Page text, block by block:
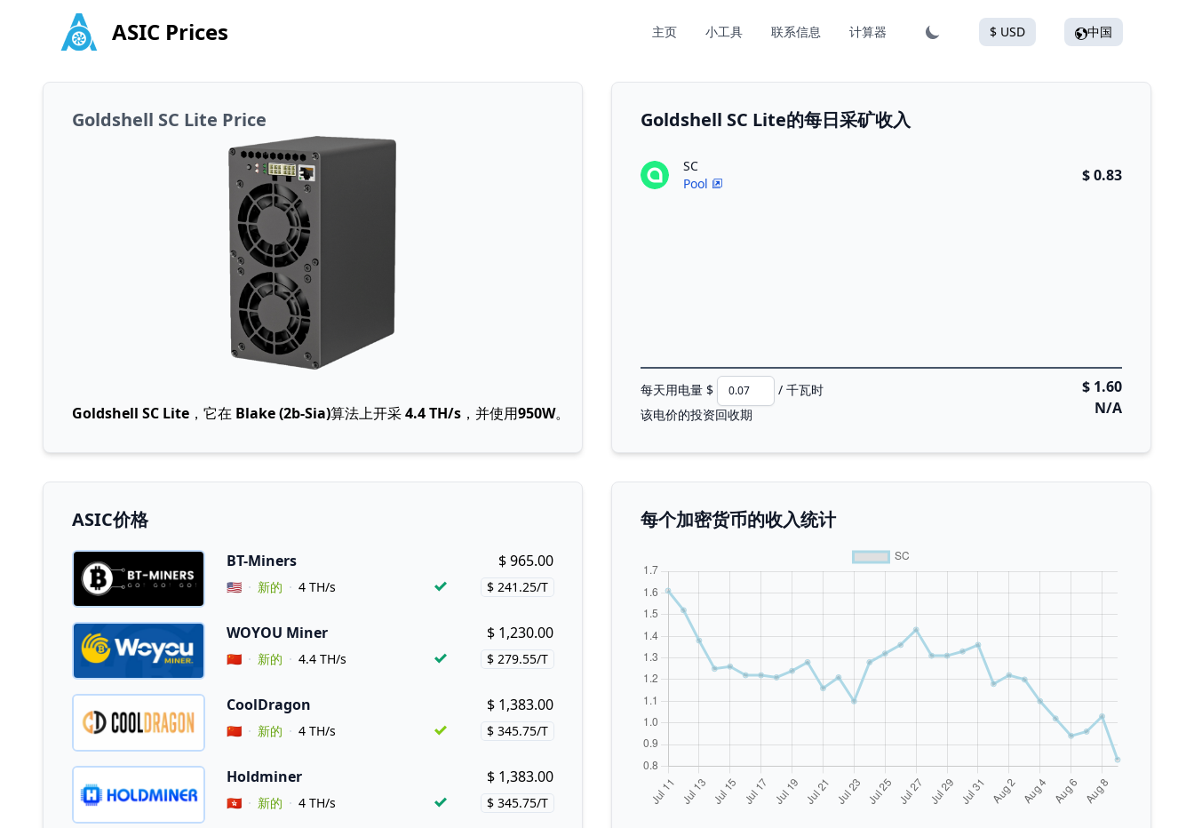
ASIC Prices 主页 小工具 联系信息 计算器 $ USD 中国
Goldshell SC Lite Price
Goldshell SC Lite ，它在 Blake (2b-Sia)算法上开采4.4 TH/s ，并使用950W。
Goldshell SC Lite的每日采矿收入
SC
Pool
$ 0.83
每天用电量 $
/ 千瓦时
该电价的投资回收期
$ 1.60
N/A
ASIC价格
BT-Miners Buy now!
$ 965.00
Price per hash!
$ 241.25/T
Vendor Country
🇺🇸 新的 4 TH/s
WOYOU Miner Buy now!
$ 1,230.00
Price per hash!
$ 279.55/T
Vendor Country
🇨🇳 新的 4.4 TH/s
CoolDragon Buy now!
$ 1,383.00
Price per hash!
$ 345.75/T
Vendor Country
🇨🇳 新的 4 TH/s
Holdminer Buy now!
$ 1,383.00
Price per hash!
$ 345.75/T
Vendor Country
🇭🇰 新的 4 TH/s
每个加密货币的收入统计